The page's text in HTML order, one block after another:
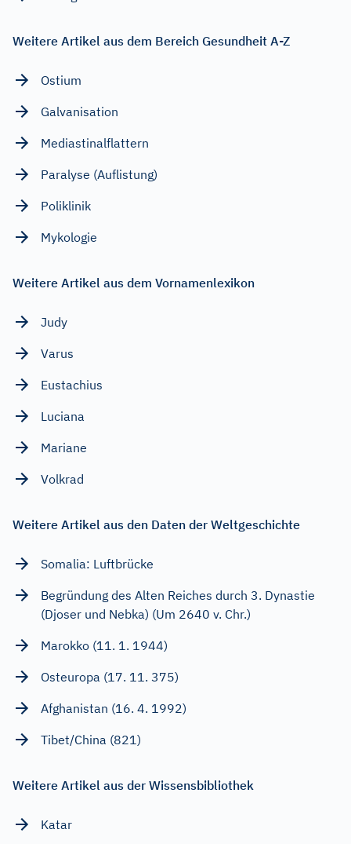
Weitere Artikel aus dem Bereich Gesundheit A-Z
Ostium
Galvanisation
Mediastinalflattern
Paralyse (Auflistung)
Poliklinik
Mykologie
Weitere Artikel aus dem Vornamenlexikon
Judy
Varus
Eustachius
Luciana
Mariane
Volkrad
Weitere Artikel aus den Daten der Weltgeschichte
Somalia: Luftbrücke
Begründung des Alten Reiches durch 3. Dynastie
(Djoser und Nebka) (Um 2640 v. Chr.)
Marokko (11. 1. 1944)
Osteuropa (17. 11. 375)
Afghanistan (16. 4. 1992)
Tibet/China (821)
Weitere Artikel aus der Wissensbibliothek
Katar